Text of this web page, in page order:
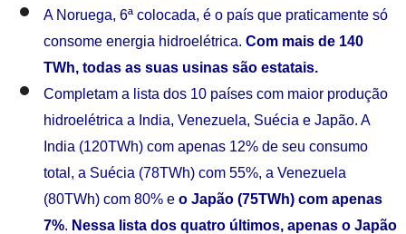
A Noruega, 6ª colocada, é o país que praticamente só
consome energia hidroelétrica. Com mais de 140
TWh, todas as suas usinas são estatais.
Completam a lista dos 10 países com maior produção
hidroelétrica a India, Venezuela, Suécia e Japão. A
India (120TWh) com apenas 12% de seu consumo
total, a Suécia (78TWh) com 55%, a Venezuela
(80TWh) com 80% e o Japão (75TWh) com apenas
7%. Nessa lista dos quatro últimos, apenas o Japão